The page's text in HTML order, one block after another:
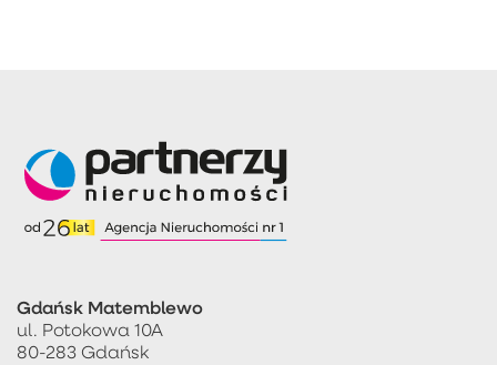
Gdańsk Matemblewo
ul. Potokowa 10A
80-283 Gdańsk